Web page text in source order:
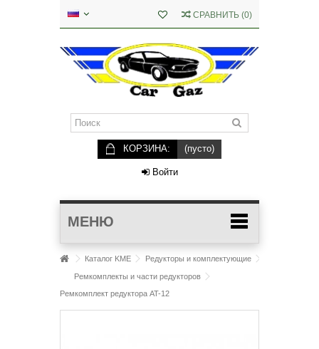
СРАВНИТЬ (0)
КОРЗИНА: (пусто)
Войти
МЕНЮ
Каталог KME Редукторы и комплектующие
Ремкомплекты и части редукторов
Ремкомплект редуктора AT-12